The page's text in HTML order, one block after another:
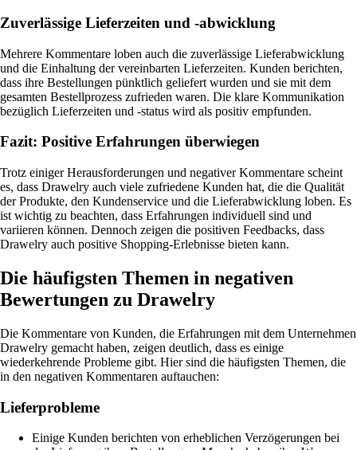
Zuverlässige Lieferzeiten und -abwicklung
Mehrere Kommentare loben auch die zuverlässige Lieferabwicklung
und die Einhaltung der vereinbarten Lieferzeiten. Kunden berichten,
dass ihre Bestellungen pünktlich geliefert wurden und sie mit dem
gesamten Bestellprozess zufrieden waren. Die klare Kommunikation
bezüglich Lieferzeiten und -status wird als positiv empfunden.
Fazit: Positive Erfahrungen überwiegen
Trotz einiger Herausforderungen und negativer Kommentare scheint
es, dass Drawelry auch viele zufriedene Kunden hat, die die Qualität
der Produkte, den Kundenservice und die Lieferabwicklung loben. Es
ist wichtig zu beachten, dass Erfahrungen individuell sind und
variieren können. Dennoch zeigen die positiven Feedbacks, dass
Drawelry auch positive Shopping-Erlebnisse bieten kann.
Die häufigsten Themen in negativen
Bewertungen zu Drawelry
Die Kommentare von Kunden, die Erfahrungen mit dem Unternehmen
Drawelry gemacht haben, zeigen deutlich, dass es einige
wiederkehrende Probleme gibt. Hier sind die häufigsten Themen, die
in den negativen Kommentaren auftauchen:
Lieferprobleme
Einige Kunden berichten von erheblichen Verzögerungen bei